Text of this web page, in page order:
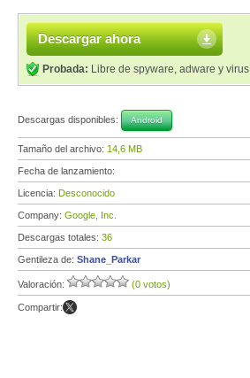
Descargar ahora
Probada: Libre de spyware, adware y virus
Descargas disponibles: Android
Tamaño del archivo: 14,6 MB
Fecha de lanzamiento:
Licencia: Desconocido
Company: Google, Inc.
Descargas totales: 36
Gentileza de: Shane_Parkar
Valoración: (0 votos)
Compartir: